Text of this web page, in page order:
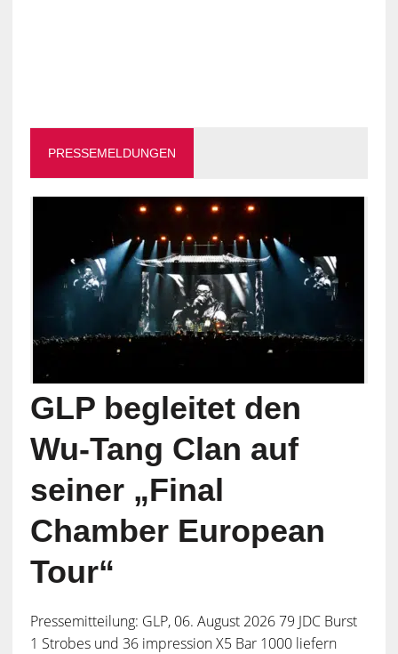
PRESSEMELDUNGEN
GLP begleitet den
Wu-Tang Clan auf
seiner „Final
Chamber European
Tour“
Pressemitteilung: GLP, 06. August 2026 79 JDC Burst
1 Strobes und 36 impression X5 Bar 1000 liefern